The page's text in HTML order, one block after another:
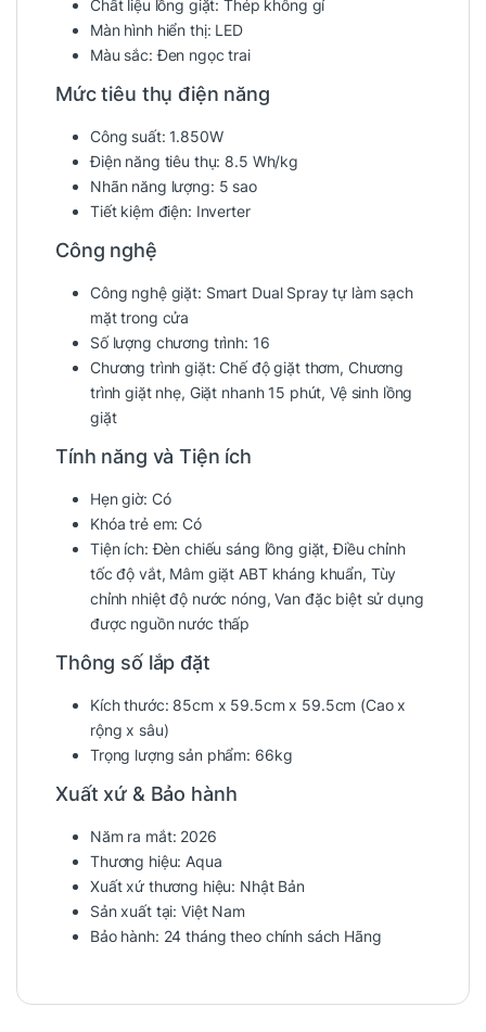
Chất liệu lồng giặt:Thép không gỉ
Màn hình hiển thị: LED
Màu sắc:Đen ngọc trai
Mức tiêu thụ điện năng
Công suất: 1.850W
Điện năng tiêu thụ: 8.5 Wh/kg
Nhãn năng lượng: 5 sao
Tiết kiệm điện: Inverter
Công nghệ
Công nghệ giặt: Smart Dual Spray tự làm sạch
mặt trong cửa
Số lượng chương trình: 16
Chương trình giặt:Chế độ giặt thơm, Chương
trình giặt nhẹ, Giặt nhanh 15 phút, Vệ sinh lồng
giặt
Tính năng và Tiện ích
Hẹn giờ: Có
Khóa trẻ em:Có
Tiện ích:Đèn chiếu sáng lồng giặt, Điều chỉnh
tốc độ vắt, Mâm giặt ABT kháng khuẩn, Tùy
chỉnh nhiệt độ nước nóng, Van đặc biệt sử dụng
được nguồn nước thấp
Thông số lắp đặt
Kích thước: 85cm x 59.5cm x 59.5cm (Cao x
rộng x sâu)
Trọng lượng sản phẩm: 66kg
Xuất xứ & Bảo hành
Năm ra mắt: 2026
Thương hiệu: Aqua
Xuất xứ thương hiệu: Nhật Bản
Sản xuất tại:Việt Nam
Bảo hành: 24 tháng theo chính sách Hãng